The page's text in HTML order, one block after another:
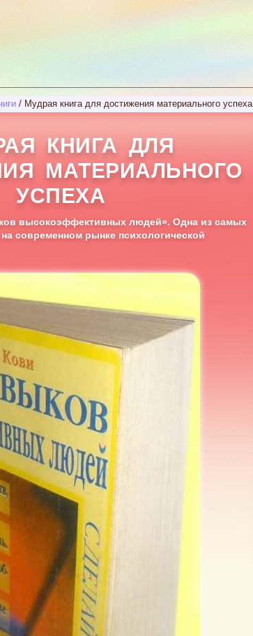
/ Мудрая книга для достижения материального успеха
КНИГА ДЛЯ
МАТЕРИАЛЬНОГО
УСПЕХА
высокоэффективных людей». Одна из самых
современном рынке психологической